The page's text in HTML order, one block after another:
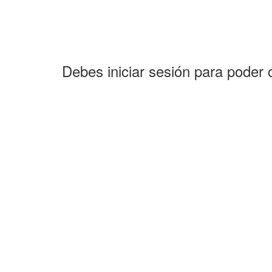
Debes iniciar sesión para poder